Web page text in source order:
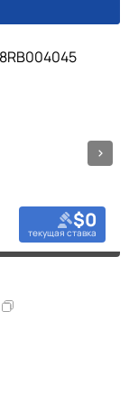
$0
текущая ставка